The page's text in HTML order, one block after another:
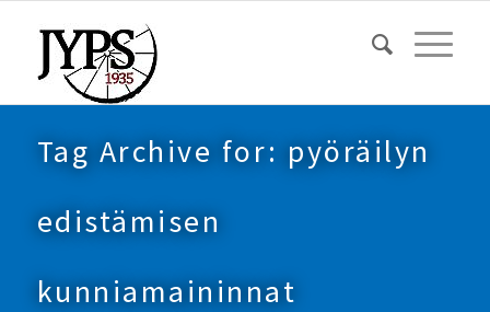
Tag Archive for: pyöräilyn
edistämisen
kunniamaininnat